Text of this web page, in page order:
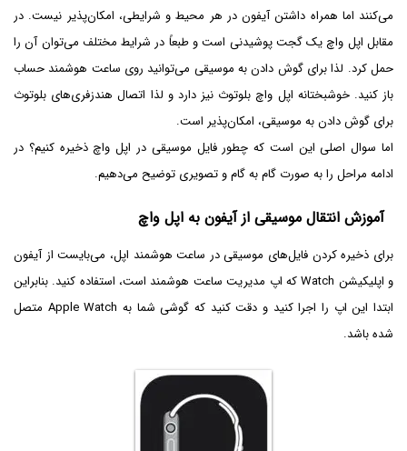
می‌کنند اما همراه داشتن آیفون در هر محیط و شرایطی، امکان‌پذیر نیست. در
مقابل اپل واچ یک گجت پوشیدنی است و طبعاً در شرایط مختلف می‌توان آن را
حمل کرد. لذا برای گوش دادن به موسیقی می‌توانید روی ساعت هوشمند حساب
باز کنید. خوشبختانه اپل واچ بلوتوث نیز دارد و لذا اتصال هندزفری‌های بلوتوث
برای گوش دادن به موسیقی، امکان‌پذیر است.
اما سوال اصلی این است که چطور فایل موسیقی در اپل واچ ذخیره کنیم؟ در
ادامه مراحل را به صورت گام به گام و تصویری توضیح می‌دهیم.
آموزش انتقال موسیقی از آیفون به اپل واچ
برای ذخیره کردن فایل‌های موسیقی در ساعت هوشمند اپل، می‌بایست از آیفون
و اپلیکیشن Watch که اپ مدیریت ساعت هوشمند است، استفاده کنید. بنابراین
ابتدا این اپ را اجرا کنید و دقت کنید که گوشی شما به Apple Watch متصل
شده باشد.